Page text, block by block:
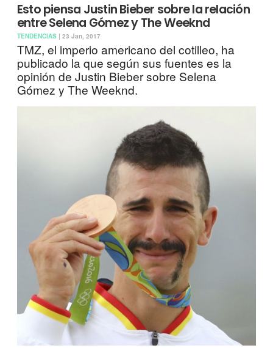
Esto piensa Justin Bieber sobre la relación
entre Selena Gómez y The Weeknd
TENDENCIAS | 23 Jan, 2017
TMZ, el imperio americano del cotilleo, ha
publicado la que según sus fuentes es la
opinión de Justin Bieber sobre Selena
Gómez y The Weeknd.